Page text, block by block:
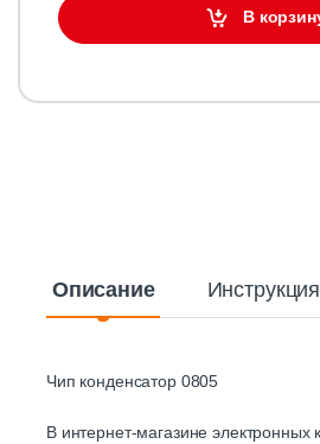
В
Описание
Чип конденсатор 0805
В интернет-магазине электронных